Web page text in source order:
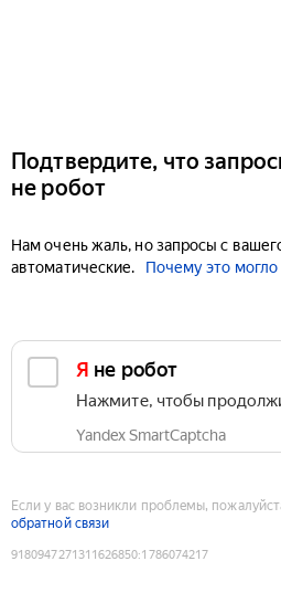
Подтвердите, что
не робот
Нам очень жаль, но запросы с
автоматические.
Почему это могло
Я не робот
Нажмите, чтобы
Yandex SmartCaptcha
Если у вас возникли проблемы,
обратной связи
9180947271311626850:1786074217